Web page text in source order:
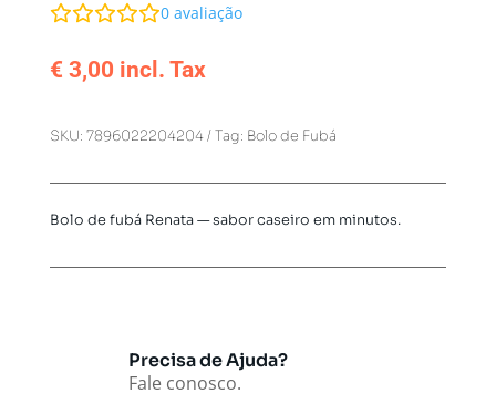
0avaliação
€ 3,00 incl. Tax
SKU: 7896022204204 Tag: Bolo de Fubá
Bolo de fubá Renata — sabor caseiro em minutos.
Precisa de Ajuda?
Fale conosco.